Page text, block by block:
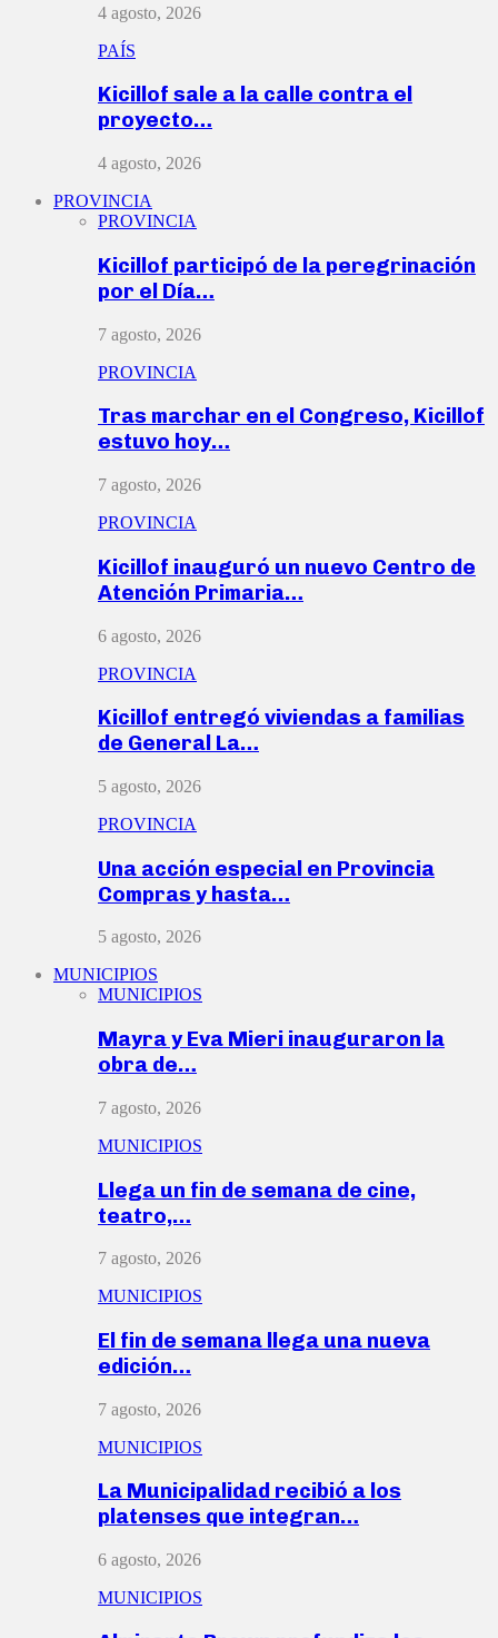
4 agosto, 2026
PAÍS
Kicillof sale a la calle contra el
proyecto…
4 agosto, 2026
PROVINCIA
PROVINCIA
Kicillof participó de la peregrinación
por el Día…
7 agosto, 2026
PROVINCIA
Tras marchar en el Congreso, Kicillof
estuvo hoy…
7 agosto, 2026
PROVINCIA
Kicillof inauguró un nuevo Centro de
Atención Primaria…
6 agosto, 2026
PROVINCIA
Kicillof entregó viviendas a familias
de General La…
5 agosto, 2026
PROVINCIA
Una acción especial en Provincia
Compras y hasta…
5 agosto, 2026
MUNICIPIOS
MUNICIPIOS
Mayra y Eva Mieri inauguraron la
obra de…
7 agosto, 2026
MUNICIPIOS
Llega un fin de semana de cine,
teatro,…
7 agosto, 2026
MUNICIPIOS
El fin de semana llega una nueva
edición…
7 agosto, 2026
MUNICIPIOS
La Municipalidad recibió a los
platenses que integran…
6 agosto, 2026
MUNICIPIOS